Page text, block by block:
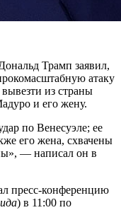
Трамп заявил,
атаку
из страны
и его жену.
по Венесуэле; ее
его жена, схвачены
— написал он в
пресс-конференцию
) в 11:00 по